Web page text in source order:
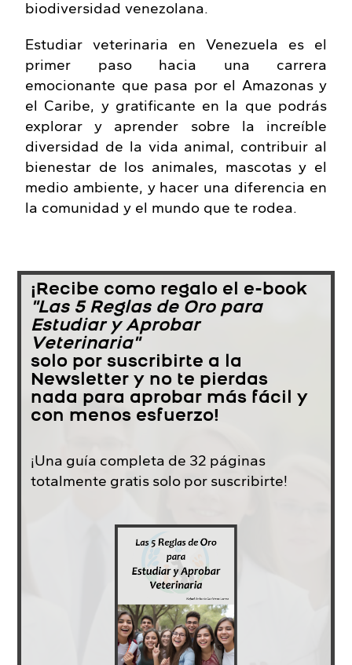
biodiversidad venezolana.
Estudiar veterinaria en Venezuela es el
primer paso hacia una carrera
emocionante que pasa por el Amazonas y
el Caribe, y gratificante en la que podrás
explorar y aprender sobre la increíble
diversidad de la vida animal, contribuir al
bienestar de los animales, mascotas y el
medio ambiente, y hacer una diferencia en
la comunidad y el mundo que te rodea.
¡Recibe como regalo el e-book
"Las 5 Reglas de Oro para
Estudiar y Aprobar
Veterinaria"
solo por suscribirte a la
Newsletter y no te pierdas
nada para aprobar más fácil y
con menos esfuerzo!
¡Una guía completa de 32 páginas
totalmente gratis solo por suscribirte!